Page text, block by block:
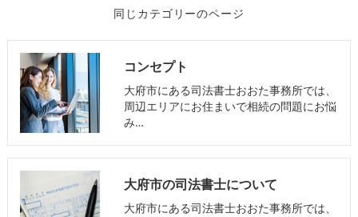
同じカテゴリーのページ
コンセプト
大府市にある司法書士おおた事務所では、
周辺エリアにお住まいで相続の問題にお悩
み…
大府市の司法書士について
大府市にある司法書士おおた事務所では、